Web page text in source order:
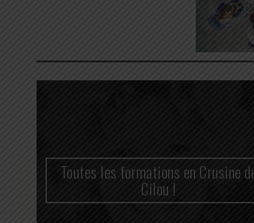
Toutes les formations en Crusine
Cilou !